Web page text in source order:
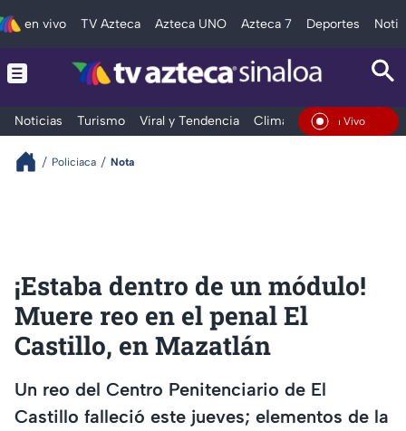
en vivo TV Azteca Azteca UNO Azteca 7 Deportes
Noticias Turismo Viral y Tendencia Clima Deportes
En Vivo
Policiaca Nota
¡Estaba dentro de un módulo!
Muere reo en el penal El
Castillo, en Mazatlán
Un reo del Centro Penitenciario de El
Castillo falleció este jueves; elementos de la